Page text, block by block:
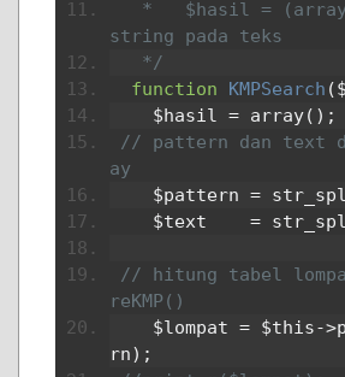
string pada teks
   */
function
KMPSearch (
    $hasil
= array();
// pattern dan text
ay
    $pattern
=
    $text
=
// hitung tabel
reKMP()
    $lompat
= $this->
rn);